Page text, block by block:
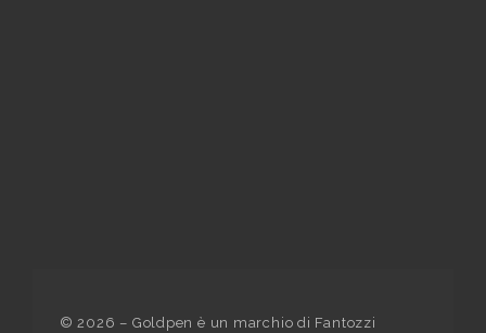
©2026 – Goldpen è un marchio di Fantozzi